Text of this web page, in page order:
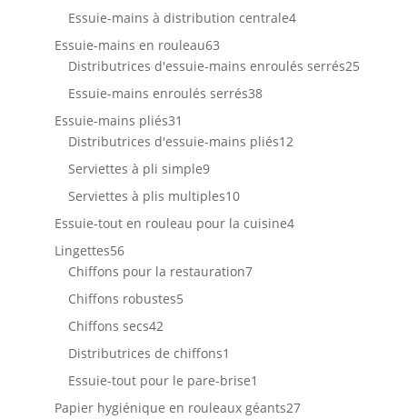
produits
Essuie-mains à distribution centrale44
Essuie-mains en rouleau6363
produits
Distributrices d'essuie-mains enroulés serrés2525
Essuie-mains enroulés serrés3838
Essuie-mains pliés31
produits
Distributrices d'essuie-mains pliés1212
Serviettes à pli simple99
produits
Serviettes à plis multiples1010
produits
Essuie-tout en rouleau pour la cuisine44
Lingettes5656
produits
Chiffons pour la restauration77
Chiffons robustes55
Chiffons secs4242
produits
Distributrices de chiffons1
produit
Essuie-tout pour le pare-brise1
produit
Papier hygiénique en rouleaux géants2727